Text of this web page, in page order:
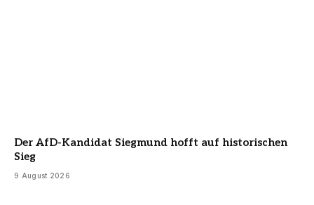
Der AfD-Kandidat Siegmund hofft auf historischen
Sieg
9 August 2026